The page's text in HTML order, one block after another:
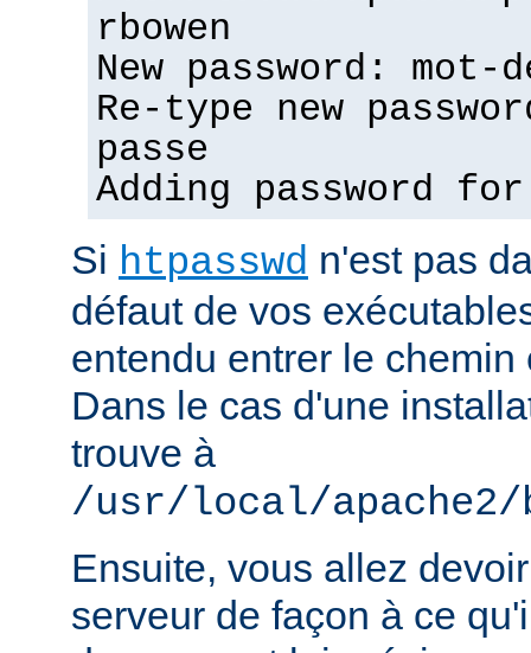
rbowen
New password: mot-
Re-type new
passe
Adding password
Si htpasswd n'est pas
défaut de vos
entendu entrer le chemin
Dans le cas d'une
trouve à
/usr/local/apache2/
Ensuite, vous allez
serveur de façon à ce